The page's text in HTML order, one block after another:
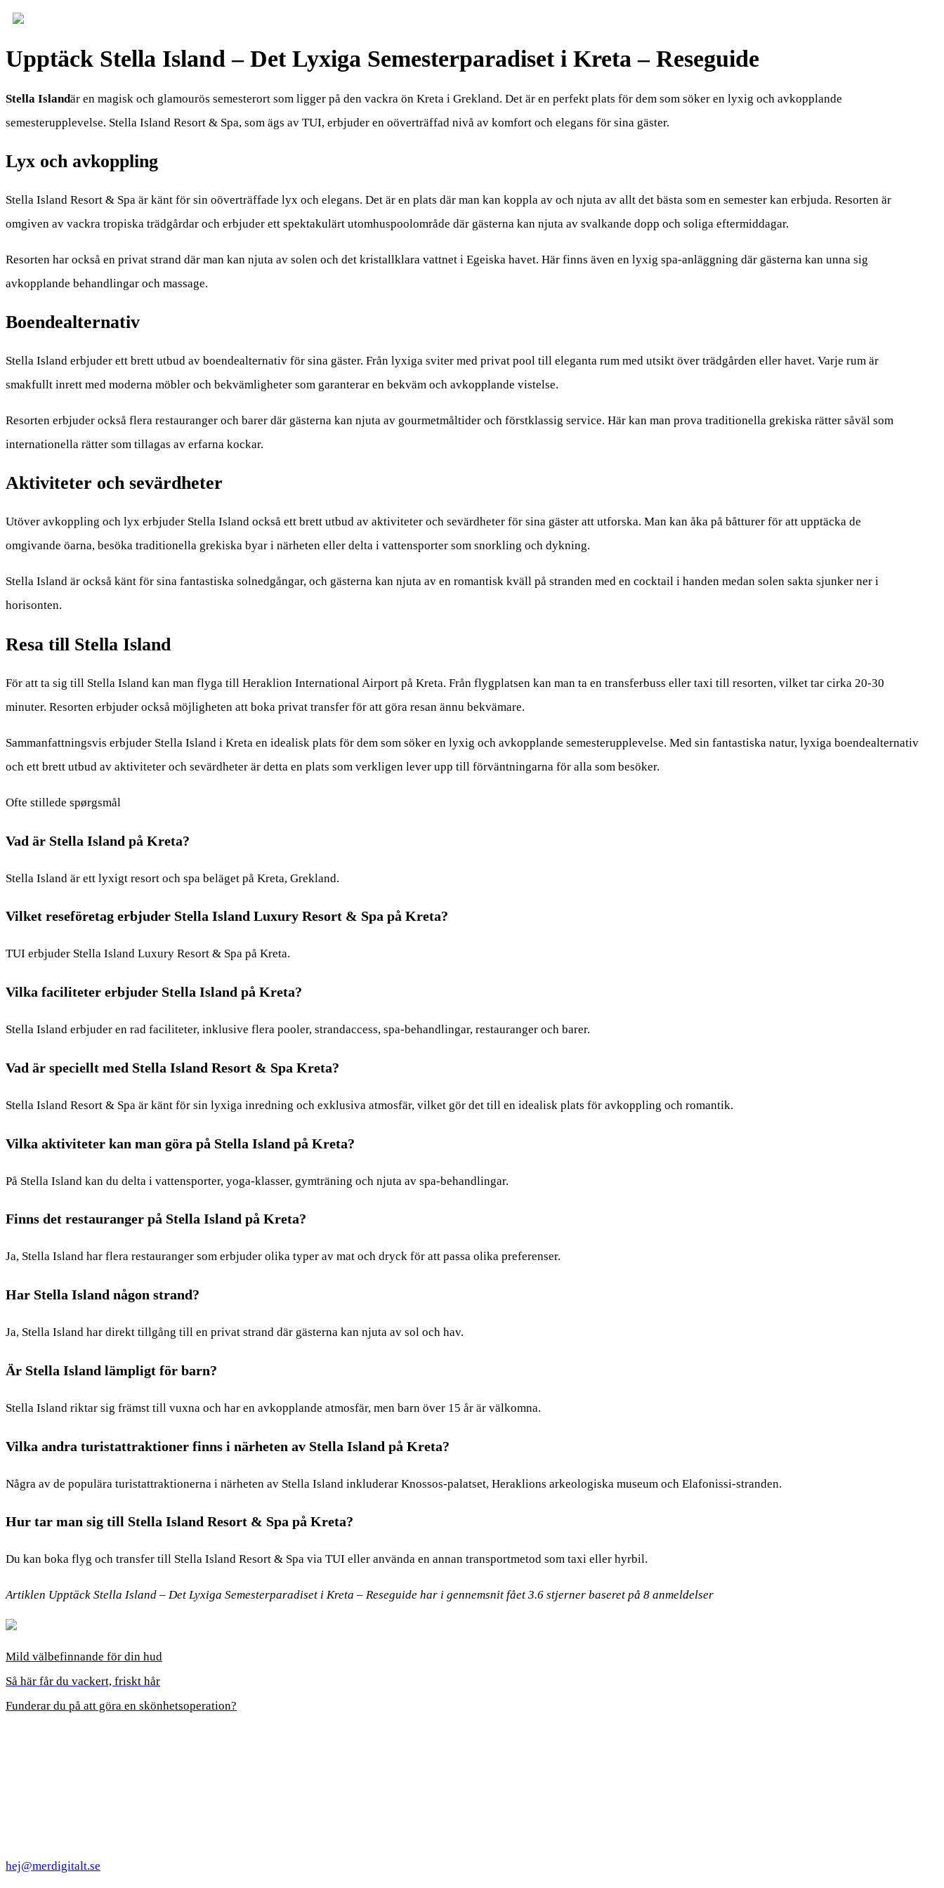
Upptäck Stella Island – Det Lyxiga Semesterparadiset i Kreta – Reseguide
Stella Islandär en magisk och glamourös semesterort som ligger på den vackra ön Kreta i Grekland. Det är en perfekt plats för dem som söker en lyxig och avkopplande
semesterupplevelse. Stella Island Resort & Spa, som ägs av TUI, erbjuder en oöverträffad nivå av komfort och elegans för sina gäster.
Lyx och avkoppling
Stella Island Resort & Spa är känt för sin oöverträffade lyx och elegans. Det är en plats där man kan koppla av och njuta av allt det bästa som en semester kan erbjuda. Resorten är
omgiven av vackra tropiska trädgårdar och erbjuder ett spektakulärt utomhuspoolområde där gästerna kan njuta av svalkande dopp och soliga eftermiddagar.
Resorten har också en privat strand där man kan njuta av solen och det kristallklara vattnet i Egeiska havet. Här finns även en lyxig spa-anläggning där gästerna kan unna sig
avkopplande behandlingar och massage.
Boendealternativ
Stella Island erbjuder ett brett utbud av boendealternativ för sina gäster. Från lyxiga sviter med privat pool till eleganta rum med utsikt över trädgården eller havet. Varje rum är
smakfullt inrett med moderna möbler och bekvämligheter som garanterar en bekväm och avkopplande vistelse.
Resorten erbjuder också flera restauranger och barer där gästerna kan njuta av gourmetmåltider och förstklassig service. Här kan man prova traditionella grekiska rätter såväl som
internationella rätter som tillagas av erfarna kockar.
Aktiviteter och sevärdheter
Utöver avkoppling och lyx erbjuder Stella Island också ett brett utbud av aktiviteter och sevärdheter för sina gäster att utforska. Man kan åka på båtturer för att upptäcka de
omgivande öarna, besöka traditionella grekiska byar i närheten eller delta i vattensporter som snorkling och dykning.
Stella Island är också känt för sina fantastiska solnedgångar, och gästerna kan njuta av en romantisk kväll på stranden med en cocktail i handen medan solen sakta sjunker ner i
horisonten.
Resa till Stella Island
För att ta sig till Stella Island kan man flyga till Heraklion International Airport på Kreta. Från flygplatsen kan man ta en transferbuss eller taxi till resorten, vilket tar cirka 20-30
minuter. Resorten erbjuder också möjligheten att boka privat transfer för att göra resan ännu bekvämare.
Sammanfattningsvis erbjuder Stella Island i Kreta en idealisk plats för dem som söker en lyxig och avkopplande semesterupplevelse. Med sin fantastiska natur, lyxiga boendealternativ
och ett brett utbud av aktiviteter och sevärdheter är detta en plats som verkligen lever upp till förväntningarna för alla som besöker.
Ofte stillede spørgsmål
Vad är Stella Island på Kreta?
Stella Island är ett lyxigt resort och spa beläget på Kreta, Grekland.
Vilket reseföretag erbjuder Stella Island Luxury Resort & Spa på Kreta?
TUI erbjuder Stella Island Luxury Resort & Spa på Kreta.
Vilka faciliteter erbjuder Stella Island på Kreta?
Stella Island erbjuder en rad faciliteter, inklusive flera pooler, strandaccess, spa-behandlingar, restauranger och barer.
Vad är speciellt med Stella Island Resort & Spa Kreta?
Stella Island Resort & Spa är känt för sin lyxiga inredning och exklusiva atmosfär, vilket gör det till en idealisk plats för avkoppling och romantik.
Vilka aktiviteter kan man göra på Stella Island på Kreta?
På Stella Island kan du delta i vattensporter, yoga-klasser, gymträning och njuta av spa-behandlingar.
Finns det restauranger på Stella Island på Kreta?
Ja, Stella Island har flera restauranger som erbjuder olika typer av mat och dryck för att passa olika preferenser.
Har Stella Island någon strand?
Ja, Stella Island har direkt tillgång till en privat strand där gästerna kan njuta av sol och hav.
Är Stella Island lämpligt för barn?
Stella Island riktar sig främst till vuxna och har en avkopplande atmosfär, men barn över 15 år är välkomna.
Vilka andra turistattraktioner finns i närheten av Stella Island på Kreta?
Några av de populära turistattraktionerna i närheten av Stella Island inkluderar Knossos-palatset, Heraklions arkeologiska museum och Elafonissi-stranden.
Hur tar man sig till Stella Island Resort & Spa på Kreta?
Du kan boka flyg och transfer till Stella Island Resort & Spa via TUI eller använda en annan transportmetod som taxi eller hyrbil.
Artiklen Upptäck Stella Island – Det Lyxiga Semesterparadiset i Kreta – Reseguide har i gennemsnit fået 3.6 stjerner baseret på 8 anmeldelser
Mild välbefinnande för din hud
Så här får du vackert, friskt hår
Funderar du på att göra en skönhetsoperation?
hej@merdigitalt.se